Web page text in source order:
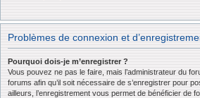
Problèmes de connexion et
Pourquoi dois-je m’enregistrer ?
Vous pouvez ne pas le faire, mais l’administrateur du
forums afin qu’il soit nécessaire de s’enregistrer pour
ailleurs, l’enregistrement vous permet de bénéficier de